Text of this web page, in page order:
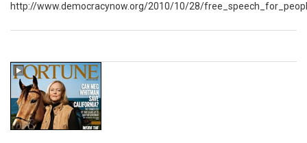
http://www.democracynow.org/2010/10/28/